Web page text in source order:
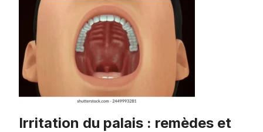
Irritation du palais : remèdes et